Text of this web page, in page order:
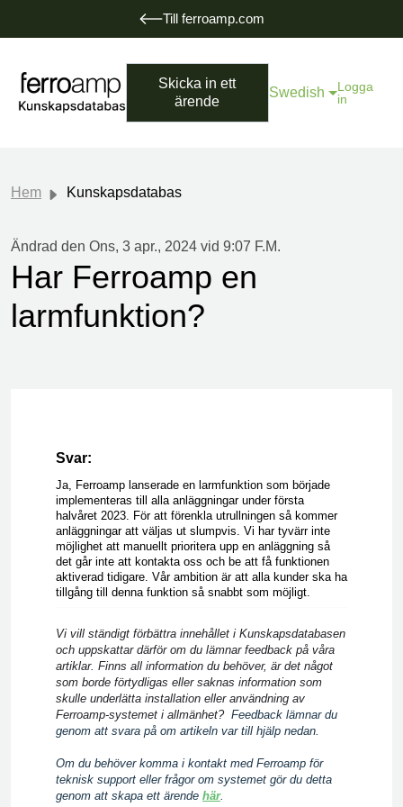
Till ferroamp.com
Skicka in ett
ärende
Swedish
Logga
in
Hem Kunskapsdatabas
Ändrad den Ons, 3 apr., 2024 vid 9:07 F.M.
Har Ferroamp en
larmfunktion?
Svar:
Ja, Ferroamp lanserade en larmfunktion som började
implementeras till alla anläggningar under första
halvåret 2023. För att förenkla utrullningen så kommer
anläggningar att väljas ut slumpvis. Vi har tyvärr inte
möjlighet att manuellt prioritera upp en anläggning så
det går inte att kontakta oss och be att få funktionen
aktiverad tidigare. Vår ambition är att alla kunder ska ha
tillgång till denna funktion så snabbt som möjligt.
Vi vill ständigt förbättra innehållet i Kunskapsdatabasen
och uppskattar därför om du lämnar feedback på våra
artiklar. Finns all information du behöver, är det något
som borde förtydligas eller saknas information som
skulle underlätta installation eller användning av
Ferroamp-systemet i allmänhet? Feedback lämnar du
genom att svara på om artikeln var till hjälp nedan.
Om du behöver komma i kontakt med Ferroamp för
teknisk support eller frågor om systemet gör du detta
genom att skapa ett ärende här.